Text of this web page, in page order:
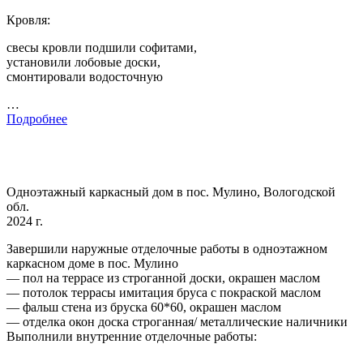
Кровля:
свесы кровли подшили софитами,
установили лобовые доски,
смонтировали водосточную
…
Подробнее
Одноэтажный каркасный дом в пос. Мулино, Вологодской
обл.
2024 г.
Завершили наружные отделочные работы в одноэтажном
каркасном доме в пос. Мулино
— пол на террасе из строганной доски, окрашен маслом
— потолок террасы имитация бруса с покраской маслом
— фальш стена из бруска 60*60, окрашен маслом
— отделка окон доска строганная/ металлические наличники
Выполнили внутренние отделочные работы: